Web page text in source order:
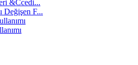
&Ccedi...
Değişen F...